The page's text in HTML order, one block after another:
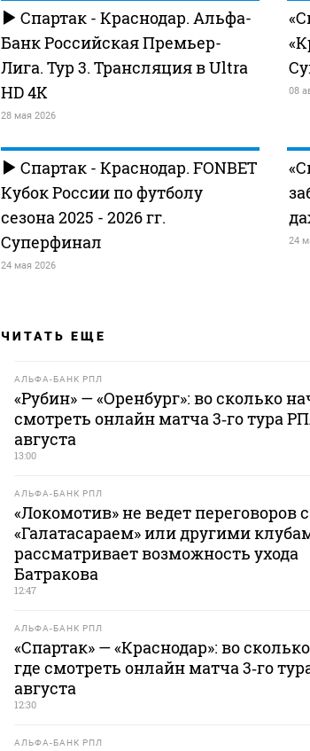
Спартак - Краснодар. Альфа-
Банк Российская Премьер-
Лига. Тур 3. Трансляция в Ultra
HD 4K
28 мая 2026
08
Спартак - Краснодар. FONBET
Кубок России по футболу
сезона 2025 - 2026 гг.
Суперфинал
24 мая 2026
24
ЧИТАТЬ ЕЩЕ
АЛЬФА-БАНК РПЛ
«Рубин» — «Оренбург»: во сколько
смотреть онлайн матча 3‑го тура
августа
13:00
АЛЬФА-БАНК РПЛ
«Локомотив» не ведет переговоров с
«Галатасараем» или другими
рассматривает возможность ухода
Батракова
12:47
АЛЬФА-БАНК РПЛ
«Спартак» — «Краснодар»: во
где смотреть онлайн матча 3‑го
августа
12:30
АЛЬФА-БАНК РПЛ